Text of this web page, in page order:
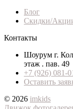
Блог
Скидки/
Контакты
Шоурум г.
этаж . пав. 49
+7 (926) 081-
Оставить
© 2026 imkids